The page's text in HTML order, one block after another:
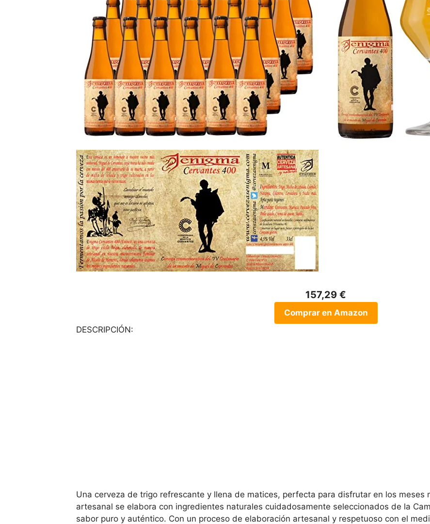
157,29 €
Comprar en Amazon
DESCRIPCIÓN:
Una cerveza de trigo refrescante y llena de matices, perfecta para disfrutar en los meses
artesanal se elabora con ingredientes naturales cuidadosamente seleccionados de la
sabor puro y auténtico. Con un proceso de elaboración artesanal y respetuoso con el